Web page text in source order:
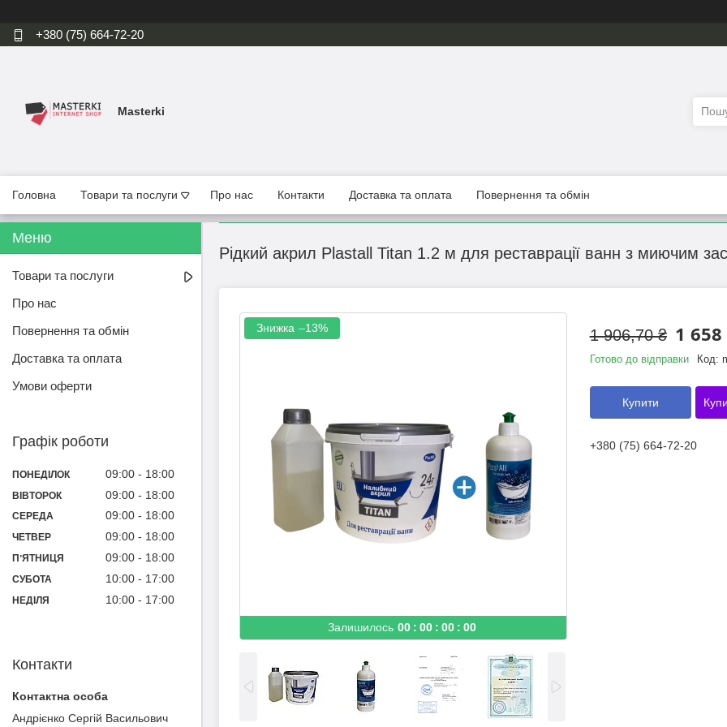
+380 (75) 664-72-20
Masterki
Головна Товари та послуги Про нас Контакти Доставка та оплата Повернення та обмін
Рідкий акрил Plastall Titan 1.2 м для реставрації ванн з миючим
Залишилось 00 00 00 00
–13% 1 906,70 ₴ 1 658
Готово до відправки Код:
Купити
+380 (75) 664-72-20
Товари та послуги
Про нас
Повернення та обмін
Доставка та оплата
Умови оферти
Графік роботи
ПОНЕДІЛОК 09:00 18:00
ВІВТОРОК 09:00 18:00
СЕРЕДА 09:00 18:00
ЧЕТВЕР 09:00 18:00
ПʼЯТНИЦЯ 09:00 18:00
СУБОТА 10:00 17:00
НЕДІЛЯ 10:00 17:00
Контакти
Андрієнко Сергій Васильович